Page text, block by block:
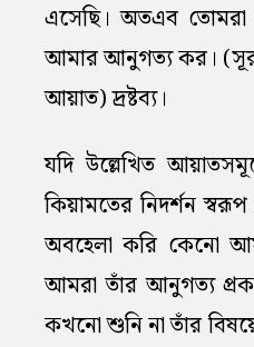
এসেছি। অতএব
আমার আনুগত্য কর।
আয়াত) দ্রষ্টব্য।
যদি উল্লেখিত
কিয়ামতের নিদর্শন
অবহেলা করি কেনো
আমরা তাঁর আনুগত্য
কখনো শুনি না তাঁর